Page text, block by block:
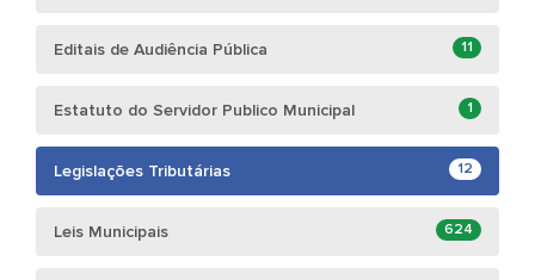
Editais de Audiência Pública 11
Estatuto do Servidor Publico Municipal 1
Legislações Tributárias 12
Leis Municipais 624